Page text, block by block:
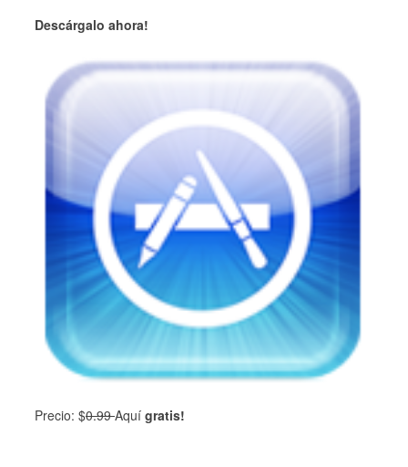
Descárgalo ahora!
Precio: $0.99Aquí gratis!